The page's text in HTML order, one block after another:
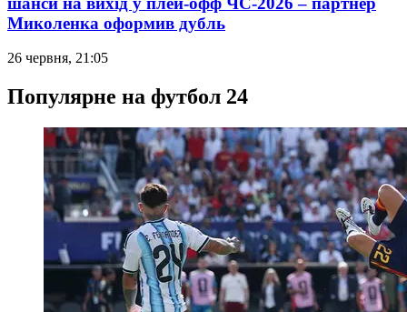
Миколенка оформив дубль
26 червня, 21:05
Популярне на футбол 24